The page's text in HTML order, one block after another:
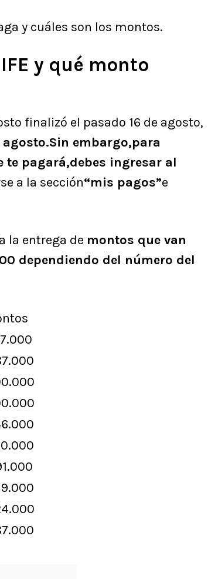
y cuáles son los montos.
y qué monto
finalizó el pasado 16 de agosto,
embargo,para
te pagará,debes ingresar al
a la sección“mis pagos”e
la entrega de montos que van
dependiendo del número del